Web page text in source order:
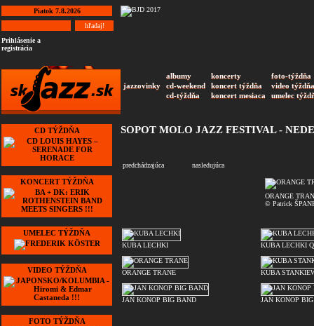
Piatok 7.8.2026
Prihlásenie a
registrácia
jazzovinky
albumy koncerty
foto-týždňa
cd-weekend
koncert týždňa
video týždňa
cd-týždňa
koncert mesiaca umelec
CD TÝŽDŇA
KONCERT TÝŽDŇA
UMELEC TÝŽDŇA
VIDEO TÝŽDŇA
FOTO TÝŽDŇA
SOPOT MOLO JAZZ FESTIVAL -
predchádzajúca nasledujúca
ORANGE
© Patrick
KUBA LECHKI KUBA LECHKI
ORANGE TRANE KUBA
JAN KONOP BIG BAND JAN KONOP